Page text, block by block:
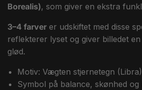
Borealis), som giver en ekstra
3–4 farver er udskiftet med disse
reflekterer lyset og giver billedet
glød.
Motiv: Vægten stjernetegn (Libra)
Symbol på balance, skønhed og